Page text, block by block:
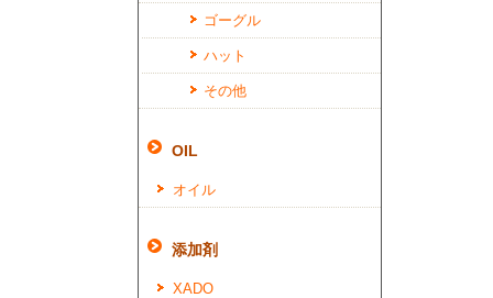
ゴーグル
ハット
その他
OIL
オイル
添加剤
XADO